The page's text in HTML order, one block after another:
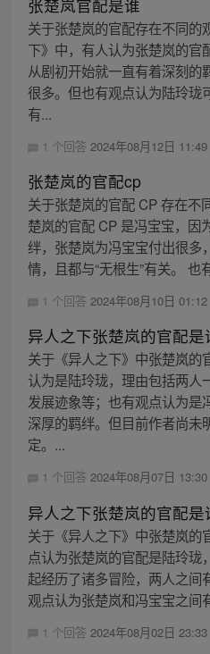
张楚岚官配是谁
关于张楚岚的官配存在不同的
下》中，有人认为张楚岚的官
从剧初开始就一直有着深刻的
很多。但也有观点认为陆玲珑
有...
1 个回答 2024年08月12日 11:49
张楚岚的官配cp
关于张楚岚的官配 CP 存在不
楚岚的官配 CP 是冯宝宝，因
绊，张楚岚为冯宝宝付出很多
情，且都与“无根生”有关。 也
1 个回答 2024年08月10日 01:12
异人之下张楚岚的官配是
关于《异人之下》中张楚岚的
认为是陆玲珑，理由包括两人
发展迹象等；也有观点认为是
深厚的羁绊。但目前作者尚未
定。...
1 个回答 2024年08月07日 13:30
异人之下张楚岚的官配是
关于《异人之下》中张楚岚的
点认为张楚岚的官配是陆玲珑
起经历了诸多冒险，两人之间
观点认为张楚岚和冯宝宝之间
1 个回答 2024年08月02日 23:33